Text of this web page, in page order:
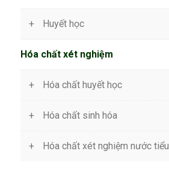
Huyết học
Hóa chất xét nghiệm
Hóa chất huyết học
Hóa chất sinh hóa
Hóa chất xét nghiệm nước tiểu